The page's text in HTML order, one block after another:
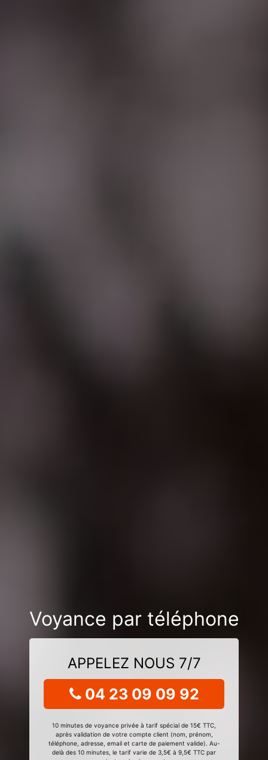
Voyance par téléphone
APPELEZ NOUS 7/7
04 23 09 09 92
10 minutes de voyance privée à tarif spécial de 15€ TTC,
après validation de votre compte client (nom, prénom,
téléphone, adresse, email et carte de paiement valide). Au-
delà des 10 minutes, le tarif varie de 3,5€ à 9,5€ TTC par